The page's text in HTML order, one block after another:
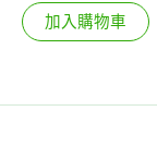
加入購物車